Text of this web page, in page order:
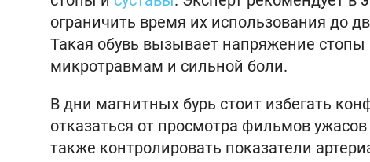
ограничить время их использования до
Такая обувь вызывает напряжение
микротравмам и сильной боли.
В дни магнитных бурь стоит избегать
отказаться от просмотра фильмов
также контролировать показатели